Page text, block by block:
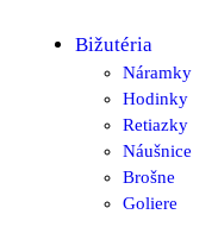
Bižutéria
Náramky
Hodinky
Retiazky
Náušnice
Brošne
Goliere